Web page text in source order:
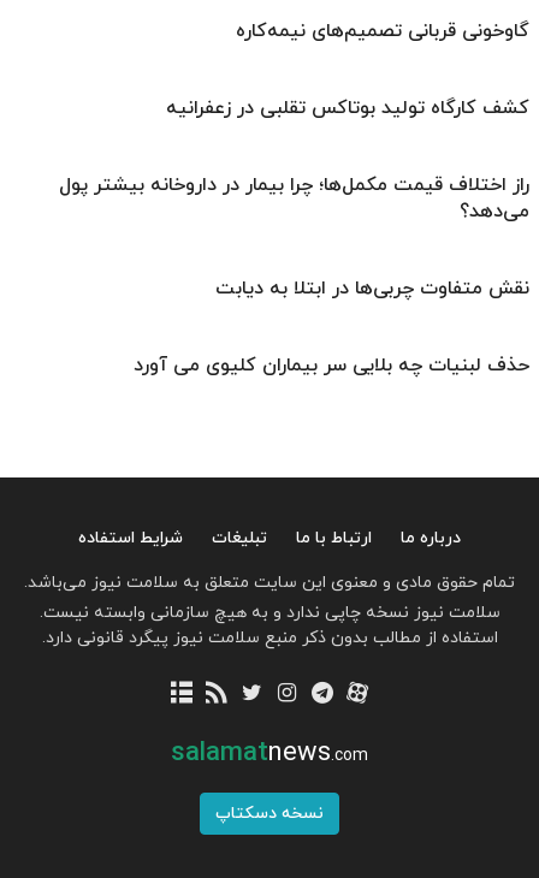
گاوخونی قربانی تصمیم‌های نیمه‌کاره
کشف کارگاه تولید بوتاکس تقلبی در زعفرانیه
راز اختلاف قیمت مکمل‌ها؛ چرا بیمار در داروخانه بیشتر پول
می‌دهد؟
نقش متفاوت چربی‌ها در ابتلا به دیابت
حذف لبنیات چه بلایی سر بیماران کلیوی می آورد
درباره ما ارتباط با ما تبلیغات
شرایط استفاده
تمام حقوق مادی و معنوی این سایت متعلق به سلامت نیوز می‌باشد.
سلامت نیوز نسخه چاپی ندارد و به هیچ سازمانی وابسته نیست.
استفاده از مطالب بدون ذکر منبع سلامت نیوز پیگرد قانونی دارد.
salamatnews.com
نسخه دسکتاپ